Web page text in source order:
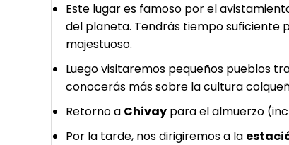
Este lugar es famoso por el
del planeta. Tendrás tiempo
majestuoso.
Luego visitaremos pequeños pueblos
conocerás más sobre la cultura
Retorno a Chivay para el almuerzo
Por la tarde, nos dirigiremos a la